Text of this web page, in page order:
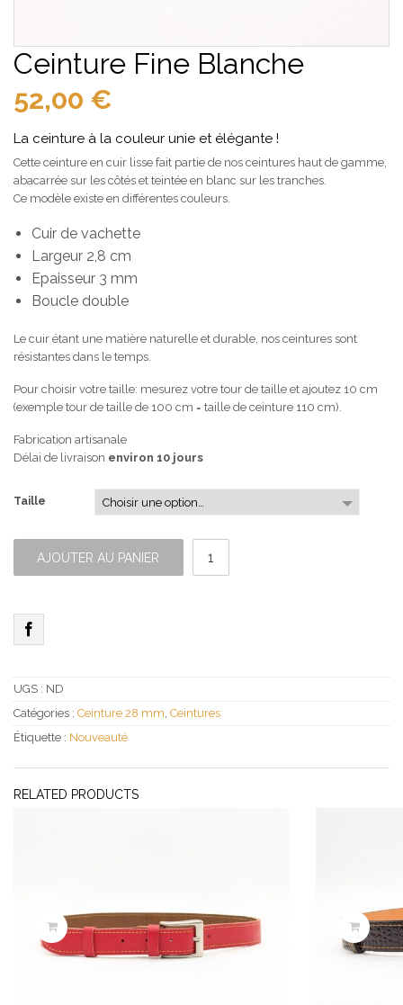
Ceinture Fine Blanche
52,00 €
La ceinture à la couleur unie et élégante !
Cette ceinture en cuir lisse fait partie de nos ceintures haut de gamme,
abacarrée sur les côtés et teintée en blanc sur les tranches.
Ce modèle existe en différentes couleurs.
Cuir de vachette
Largeur 2,8 cm
Epaisseur 3 mm
Boucle double
Le cuir étant une matière naturelle et durable, nos ceintures sont
résistantes dans le temps.
Pour choisir votre taille: mesurez votre tour de taille et ajoutez 10 cm
(exemple tour de taille de 100 cm = taille de ceinture 110 cm).
Fabrication artisanale
Délai de livraison environ 10 jours
Taille
AJOUTER AU PANIER
quantité
Ceinture
UGS : ND
Catégories : Ceinture 28 mm Ceintures
Étiquette : Nouveauté
RELATED PRODUCTS